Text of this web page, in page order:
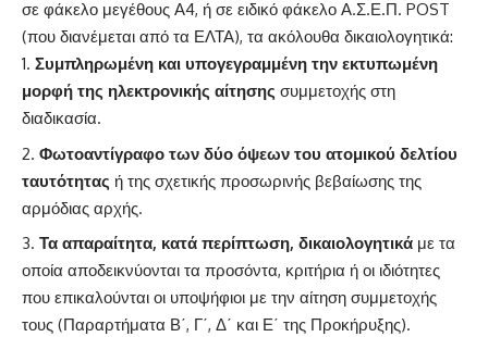
σε φάκελο μεγέθους Α4, ή σε ειδικό φάκελο Α.Σ.Ε.Π. POST
(που διανέμεται από τα ΕΛΤΑ), τα ακόλουθα δικαιολογητικά:
Συμπληρωμένη και υπογεγραμμένη την εκτυπωμένη
μορφή της ηλεκτρονικής αίτησης συμμετοχής στη
διαδικασία.
Φωτοαντίγραφο των δύο όψεων του ατομικού δελτίου
ταυτότητας ή της σχετικής προσωρινής βεβαίωσης της
αρμόδιας αρχής.
Τα απαραίτητα, κατά περίπτωση, δικαιολογητικά με τα
οποία αποδεικνύονται τα προσόντα, κριτήρια ή οι ιδιότητες
που επικαλούνται οι υποψήφιοι με την αίτηση συμμετοχής
τους (Παραρτήματα Β΄, Γ΄, Δ΄ και Ε΄ της Προκήρυξης).